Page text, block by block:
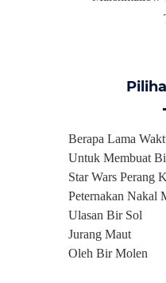
Berapa Lama
Untuk Membuat
Star Wars Perang
Peternakan Nakal
Ulasan Bir Sol
Jurang Maut
Oleh Bir Molen